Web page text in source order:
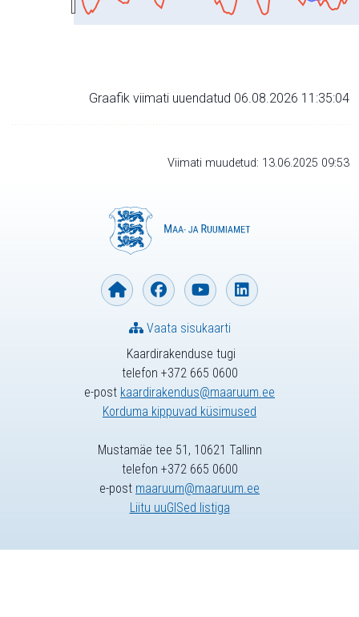
Graafik viimati uuendatud 06.08.2026 11:35:04
Viimati muudetud: 13.06.2025 09:53
Kaardirakenduse tugi
telefon +372 665 0600
e-post kaardirakendus@maaruum.ee
Korduma kippuvad küsimused
Vaata sisukaarti
Mustamäe tee 51, 10621 Tallinn
telefon +372 665 0600
e-post maaruum@maaruum.ee
Liitu uuGISed listiga